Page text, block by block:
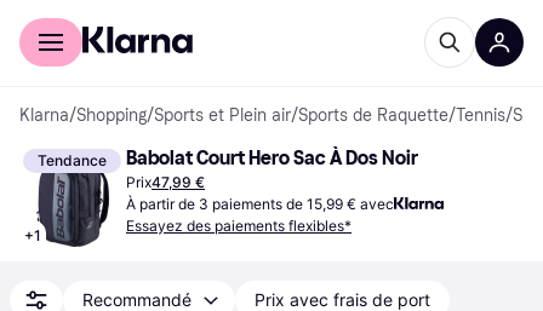
Acheter avec Klarna
Klarna/Shopping/Sports et Plein air/Sports de Raquette/Tennis/
Tendance
+1
Babolat Court Hero Sac À Dos Noir
Prix47,99 €
À partir de 3 paiements de 15,99 € avec
Essayez des paiements flexibles*
Recommandé Prix avec frais de port